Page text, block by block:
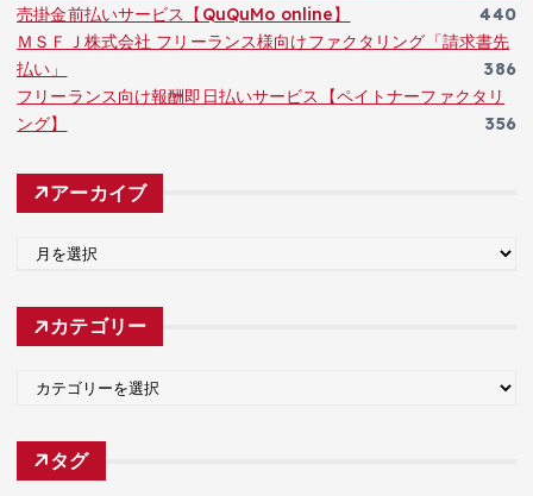
売掛金前払いサービス【QuQuMo online】
440
ＭＳＦＪ株式会社 フリーランス様向けファクタリング「請求書先
払い」
386
フリーランス向け報酬即日払いサービス【ペイトナーファクタリ
ング】
356
アーカイブ
カ
カテゴリー
ゴ
タグ